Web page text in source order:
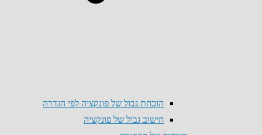
הוכחת גבול של פונקציה לפי הגדרה
חישוב גבול של פונקציה